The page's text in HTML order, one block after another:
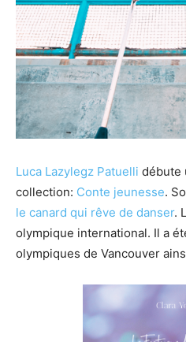
Luca Lazylegz Patuelli débute
collection: Conte jeunesse.
le canard qui rêve de danser.
olympique international. Il a
olympiques de Vancouver